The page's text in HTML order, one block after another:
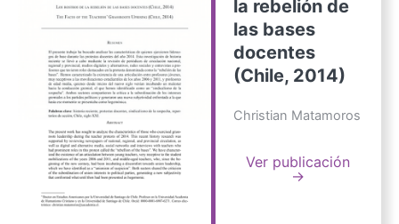
la rebelión de
las bases
docentes
(Chile, 2014)
Christian Matamoros
Ver publicación
→